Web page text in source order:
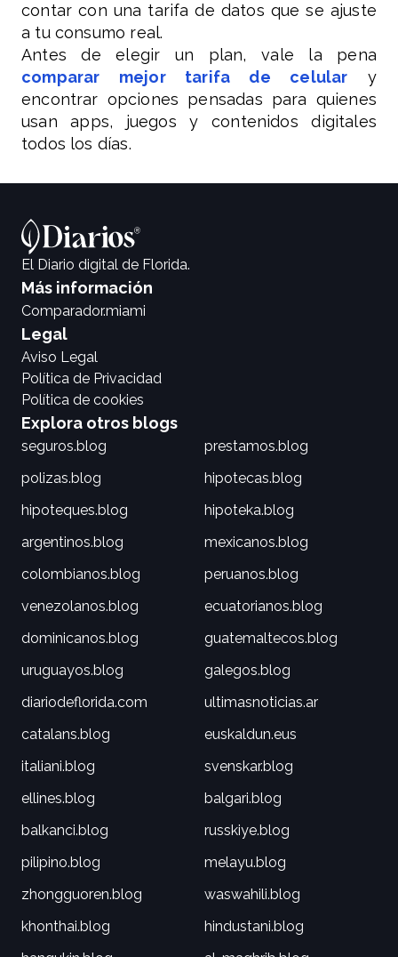
contar con una tarifa de datos que se ajuste
a tu consumo real.
Antes de elegir un plan, vale la pena
comparar mejor tarifa de celular y
encontrar opciones pensadas para quienes
usan apps, juegos y contenidos digitales
todos los días.
El Diario digital de Florida.
Más información
Comparador.miami
Legal
Aviso Legal
Política de Privacidad
Política de cookies
Explora otros blogs
seguros.blog
prestamos.blog
polizas.blog
hipotecas.blog
hipoteques.blog
hipoteka.blog
argentinos.blog
mexicanos.blog
colombianos.blog
peruanos.blog
venezolanos.blog
ecuatorianos.blog
dominicanos.blog
guatemaltecos.blog
uruguayos.blog
galegos.blog
diariodeflorida.com
ultimasnoticias.ar
catalans.blog
euskaldun.eus
italiani.blog
svenskar.blog
ellines.blog
balgari.blog
balkanci.blog
russkiye.blog
pilipino.blog
melayu.blog
zhongguoren.blog
waswahili.blog
khonthai.blog
hindustani.blog